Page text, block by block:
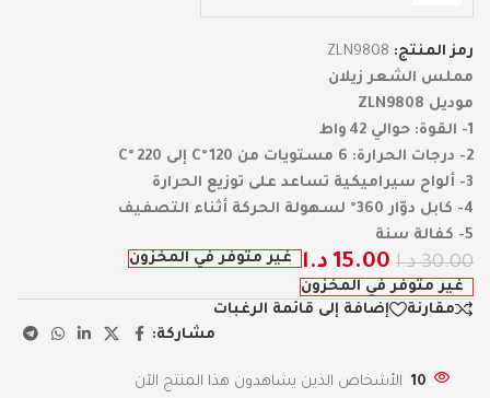
رمز المنتج: ZLN9808
مملس الشعر زيلان
موديل ZLN9808
1- القوة: حوالي 42 واط
2- درجات الحرارة: 6 مستويات من 120 °C إلى 220 °C
3- ألواح سيراميكية تساعد على توزيع الحرارة
4- كابل دوّار 360° لسهولة الحركة أثناء التصفيف
5- كفالة سنة
30.00 د.ا 15.00 د.ا
غير متوفر في المخزون
غير متوفر في المخزون
مقارنة
إضافة إلى قائمة الرغبات
مشاركة:
10 الأشخاص الذين يشاهدون هذا المنتج الآن